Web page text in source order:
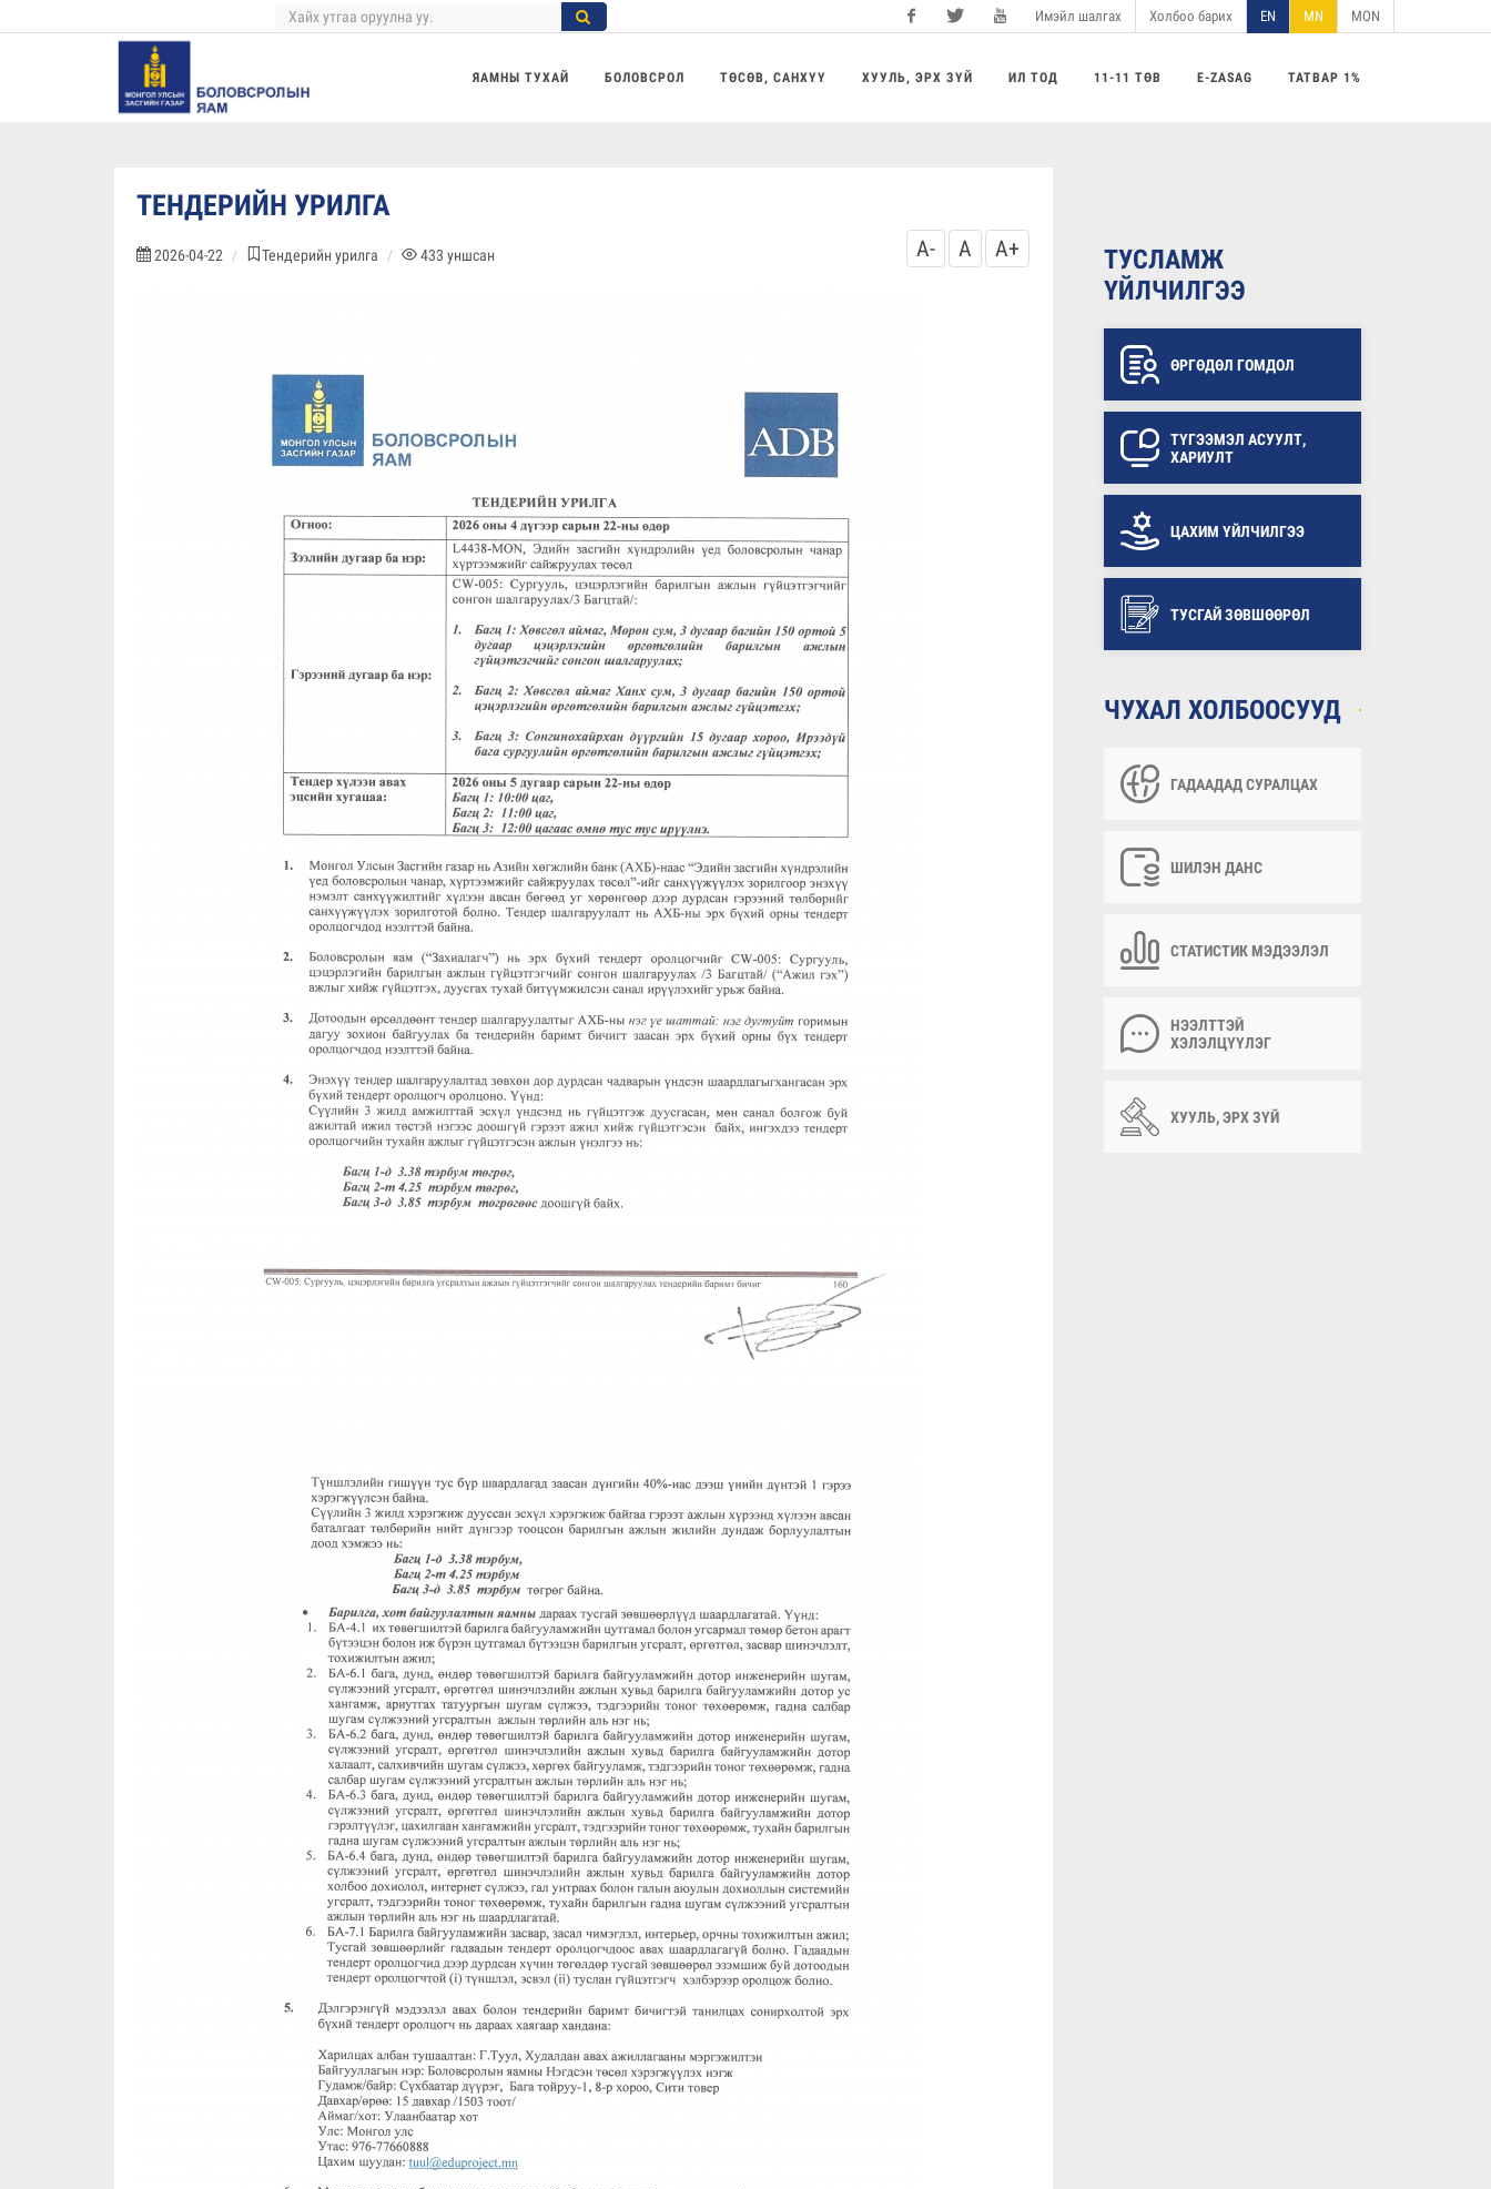
Имэйл шалгах Холбоо барих EN MN
MON
ЯАМНЫ ТУХАЙ БОЛОВСРОЛ ТӨСӨВ, САНХҮҮ ХУУЛЬ, ЭРХ ЗҮЙ ИЛ ТОД 11-11 ТӨВ E-ZASAG ТАТВАР 1%
ТЕНДЕРИЙН УРИЛГА
2026-04-22 Тендерийн урилга 433 уншсан A- A A+
ТУСЛАМЖ
ҮЙЛЧИЛГЭЭ
ӨРГӨДӨЛ ГОМДОЛ
ТҮГЭЭМЭЛ АСУУЛТ,
ХАРИУЛТ
ЦАХИМ ҮЙЛЧИЛГЭЭ
ТУСГАЙ ЗӨВШӨӨРӨЛ
ЧУХАЛ ХОЛБООСУУД
ГАДААДАД СУРАЛЦАХ
ШИЛЭН ДАНС
СТАТИСТИК МЭДЭЭЛЭЛ
НЭЭЛТТЭЙ
ХЭЛЭЛЦҮҮЛЭГ
ХУУЛЬ, ЭРХ ЗҮЙ